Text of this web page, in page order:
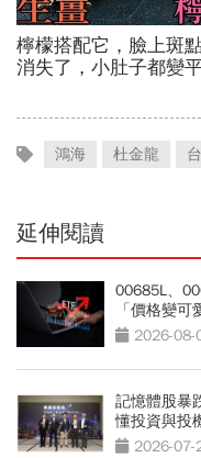
鴻海 杜金龍
延伸閱讀
00685L、
「價格變
2026-08-
記憶體股暴
懂投資與投
2026-07-